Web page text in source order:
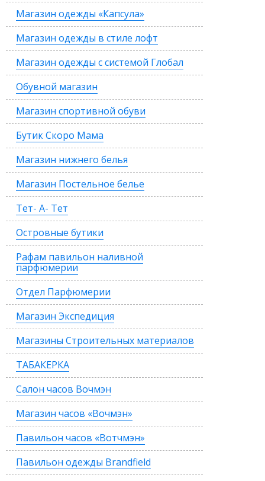
Магазин одежды «Капсула»
Магазин одежды в стиле лофт
Магазин одежды с системой Глобал
Обувной магазин
Магазин спортивной обуви
Бутик Скоро Мама
Магазин нижнего белья
Магазин Постельное белье
Тет- А- Тет
Островные бутики
Рафам павильон наливной
парфюмерии
Отдел Парфюмерии
Магазин Экспедиция
Магазины Строительных материалов
ТАБАКЕРКА
Салон часов Вочмэн
Магазин часов «Вочмэн»
Павильон часов «Вотчмэн»
Павильон одежды Brandfield